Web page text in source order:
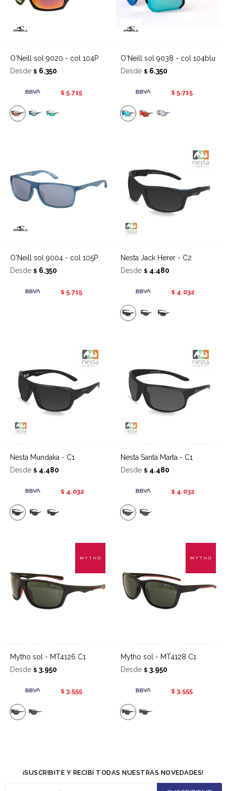
O'Neill sol 9020 - col 104P
Desde $ 6.350
$ 5.715
O'Neill sol 9038 - col 104blu
Desde $ 6.350
$ 5.715
O'Neill sol 9004 - col 105P
Desde $ 6.350
$ 5.715
Nesta Jack Herer - C2
Desde $ 4.480
$ 4.032
Nesta Mundaka - C1
Desde $ 4.480
$ 4.032
Nesta Santa Marta - C1
Desde $ 4.480
$ 4.032
Mytho sol - MT4126 C1
Desde $ 3.950
$ 3.555
Mytho sol - MT4128 C1
Desde $ 3.950
$ 3.555
¡SUSCRIBITE Y RECIBÍ TODAS NUESTRAS NOVEDADES!